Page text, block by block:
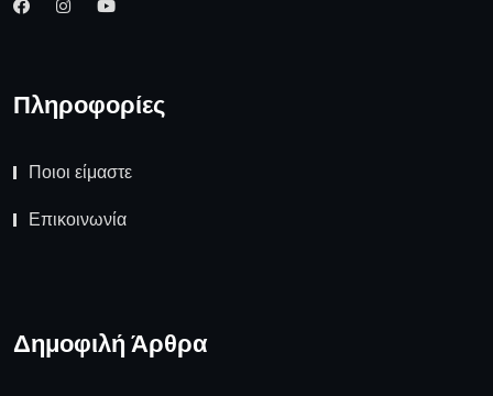
Πληροφορίες
Ποιοι είμαστε
Επικοινωνία
Δημοφιλή Άρθρα